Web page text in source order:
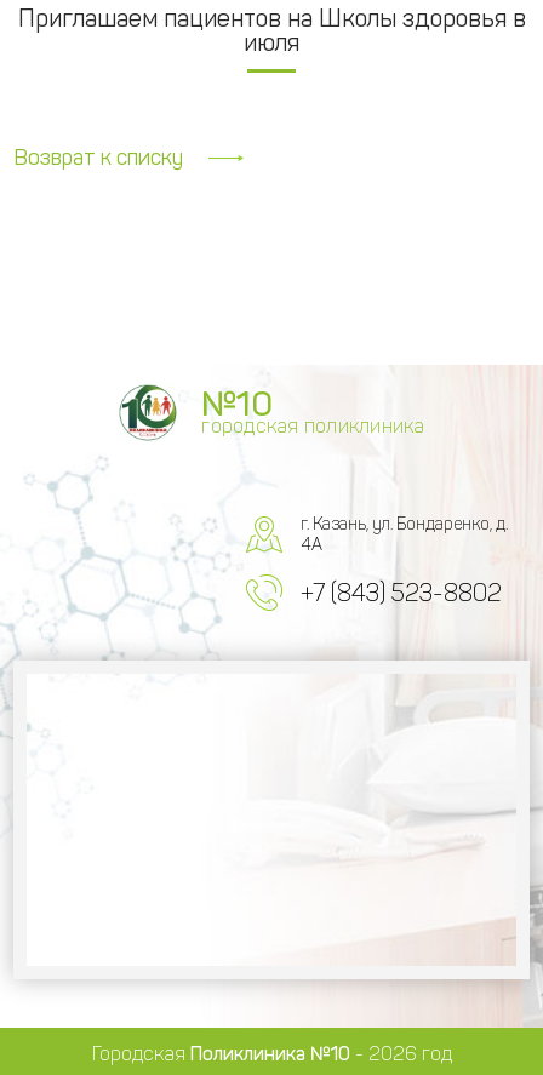
Приглашаем пациентов на Школы здоровья в
июля
Возврат к списку
№10
городская поликлиника
г. Казань, ул. Бондаренко, д.
4А
+7 (843) 523-8802
Городская Поликлиника №10 - 2026 год